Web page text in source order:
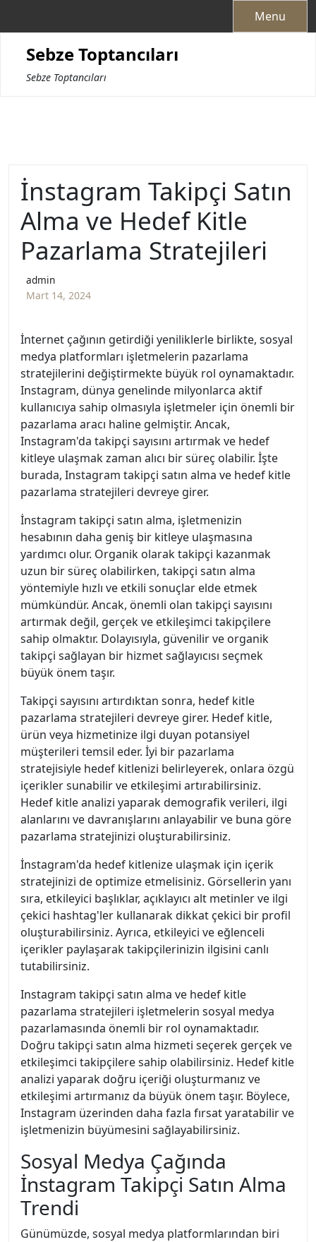
Menu
Sebze Toptancıları
Sebze Toptancıları
İnstagram Takipçi Satın
Alma ve Hedef Kitle
Pazarlama Stratejileri
admin
Mart 14, 2024
İnternet çağının getirdiği yeniliklerle birlikte, sosyal
medya platformları işletmelerin pazarlama
stratejilerini değiştirmekte büyük rol oynamaktadır.
Instagram, dünya genelinde milyonlarca aktif
kullanıcıya sahip olmasıyla işletmeler için önemli bir
pazarlama aracı haline gelmiştir. Ancak,
Instagram'da takipçi sayısını artırmak ve hedef
kitleye ulaşmak zaman alıcı bir süreç olabilir. İşte
burada, Instagram takipçi satın alma ve hedef kitle
pazarlama stratejileri devreye girer.
İnstagram takipçi satın alma, işletmenizin
hesabının daha geniş bir kitleye ulaşmasına
yardımcı olur. Organik olarak takipçi kazanmak
uzun bir süreç olabilirken, takipçi satın alma
yöntemiyle hızlı ve etkili sonuçlar elde etmek
mümkündür. Ancak, önemli olan takipçi sayısını
artırmak değil, gerçek ve etkileşimci takipçilere
sahip olmaktır. Dolayısıyla, güvenilir ve organik
takipçi sağlayan bir hizmet sağlayıcısı seçmek
büyük önem taşır.
Takipçi sayısını artırdıktan sonra, hedef kitle
pazarlama stratejileri devreye girer. Hedef kitle,
ürün veya hizmetinize ilgi duyan potansiyel
müşterileri temsil eder. İyi bir pazarlama
stratejisiyle hedef kitlenizi belirleyerek, onlara özgü
içerikler sunabilir ve etkileşimi artırabilirsiniz.
Hedef kitle analizi yaparak demografik verileri, ilgi
alanlarını ve davranışlarını anlayabilir ve buna göre
pazarlama stratejinizi oluşturabilirsiniz.
İnstagram'da hedef kitlenize ulaşmak için içerik
stratejinizi de optimize etmelisiniz. Görsellerin yanı
sıra, etkileyici başlıklar, açıklayıcı alt metinler ve ilgi
çekici hashtag'ler kullanarak dikkat çekici bir profil
oluşturabilirsiniz. Ayrıca, etkileyici ve eğlenceli
içerikler paylaşarak takipçilerinizin ilgisini canlı
tutabilirsiniz.
Instagram takipçi satın alma ve hedef kitle
pazarlama stratejileri işletmelerin sosyal medya
pazarlamasında önemli bir rol oynamaktadır.
Doğru takipçi satın alma hizmeti seçerek gerçek ve
etkileşimci takipçilere sahip olabilirsiniz. Hedef kitle
analizi yaparak doğru içeriği oluşturmanız ve
etkileşimi artırmanız da büyük önem taşır. Böylece,
Instagram üzerinden daha fazla fırsat yaratabilir ve
işletmenizin büyümesini sağlayabilirsiniz.
Sosyal Medya Çağında
İnstagram Takipçi Satın Alma
Trendi
Günümüzde, sosyal medya platformlarından biri